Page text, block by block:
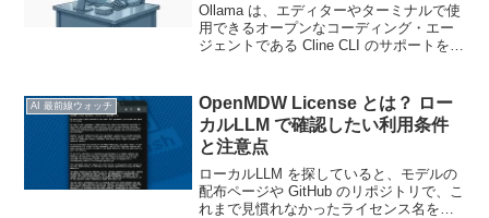
Ollama は、エディターやターミナルで使
用できるオープンなコーディング・エー
ジェントである Cline CLI のサポートを開
を行うことが可能です。また、コ...
AI 最前線ウォッチ
OpenMDW License とは？ ロー
カルLLM で確認したい利用条件
と注意点
ローカルLLM を探していると、モデルの
配布ページや GitHub のリポジトリで、こ
れまで見慣れなかったライセンス名を見